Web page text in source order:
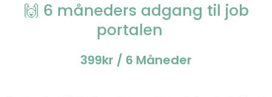
🙌 6 måneders adgang til job
portalen
399kr / 6 Måneder